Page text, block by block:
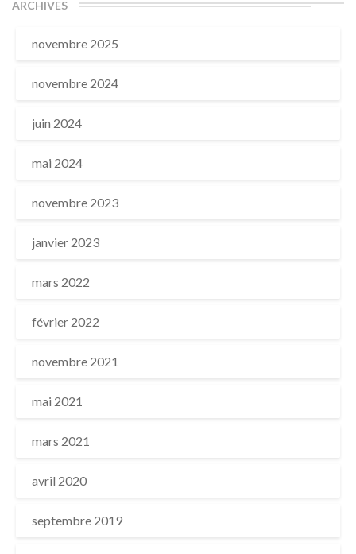
ARCHIVES
novembre 2025
novembre 2024
juin 2024
mai 2024
novembre 2023
janvier 2023
mars 2022
février 2022
novembre 2021
mai 2021
mars 2021
avril 2020
septembre 2019